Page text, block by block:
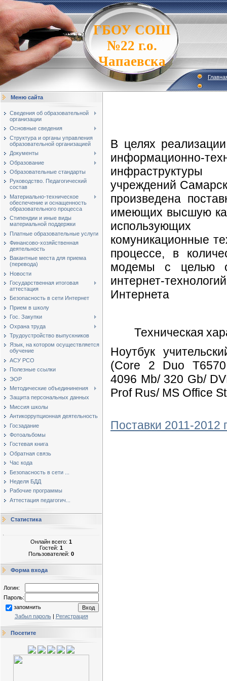
ГБОУ СОШ
№22 г.о.
Чапаевска
Меню сайта
Сведения об образовательной
организации
Основные сведения
Структура и органы управления
образовательной организацией
Документы
Образование
Образовательные стандарты
Руководство. Педагогический
состав
Материально-техническое
обеспечение и оснащенность
образовательного процесса
Стипендии и иные виды
материальной поддержки
Платные образовательные услуги
Финансово-хозяйственная
деятельность
Вакантные места для приема
(перевода)
Новости
Государственная итоговая
аттестация
Безопасность в сети Интернет
Прием в школу
Гос. Закупки
Охрана труда
Трудоустройство выпускников
Язык, на котором осуществляется
обучение
АСУ РСО
Полезные ссылки
ЭОР
Методические объедининения
Защита персональных данных
Миссия школы
Антикоррупционная деятельность
Госзадание
Фотоальбомы
Гостевая книга
Обратная связь
Час кода
Безопасность в сети ...
Неделя БДД
Рабочие программы
Аттестация педагогич...
Статистика
Онлайн всего: 1
Гостей: 1
Пользователей: 0
Форма входа
Логин:
Пароль:
запомнить
Забыл пароль| Регистрация
Посетите
В целях
информационно-
учреждений
произведена
имеющих высшую
комуникационные
процессе, в
модемы с целью
интернет-
Интернета
Техническая
Ноутбук
(Core 2 Duo
4096 Mb/ 320 Gb/
Prof Rus/ MS Office
Поставки 2011-2012